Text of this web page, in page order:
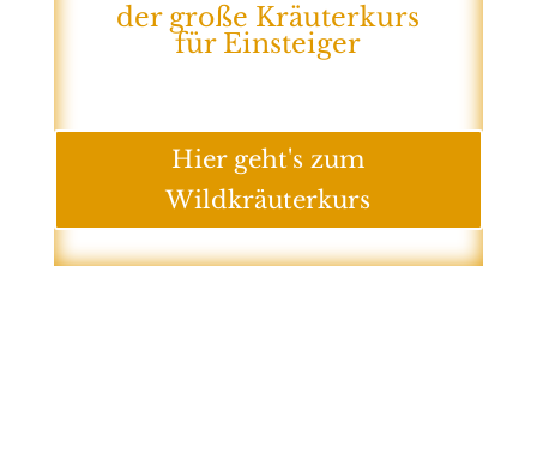
der große Kräuterkurs
für Einsteiger
Hier geht's zum
Wildkräuterkurs